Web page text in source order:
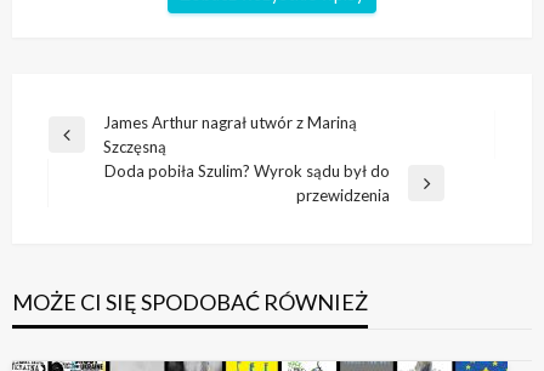
Nawigacja
wpisu
Poprzedni
James Arthur nagrał utwór z Mariną
Szczęsną
Doda pobiła Szulim? Wyrok sądu był do
przewidzenia
MOŻE CI SIĘ SPODOBAĆ RÓWNIEŻ